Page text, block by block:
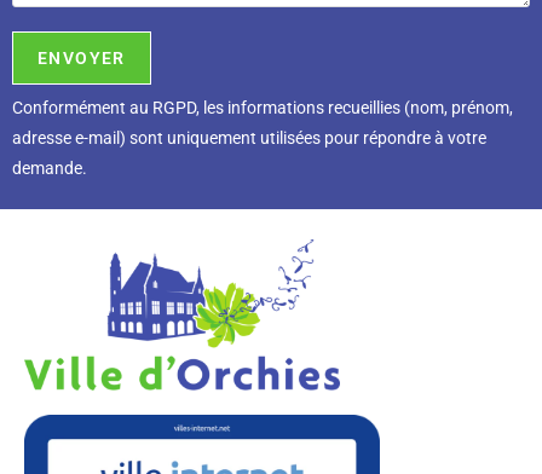
Conformément au RGPD, l es informations recueillies (nom, prénom,
adresse e-mail) sont uniquement utilisées pour répondre à votre
demande.